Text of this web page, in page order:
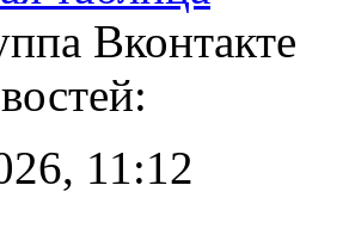
Вконтакте
11:12